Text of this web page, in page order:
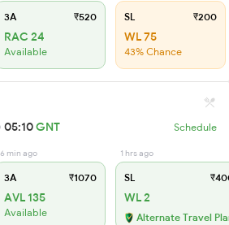
3A ₹520
RAC 24
Available
SL ₹200
WL 75
43% Chance
05:10GNT Schedule
6 min ago
3A ₹1070
AVL 135
Available
1 hrs ago
SL
WL 2
Alternate Travel